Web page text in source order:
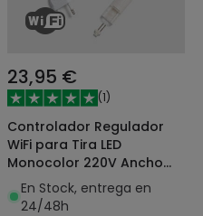
23,95 €
(1)
Controlador Regulador
WiFi para Tira LED
Monocolor 220V Ancho
12mm con Mando RF
En Stock, entrega en
24/48h